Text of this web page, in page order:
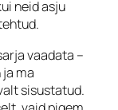
neid asju
vaadata –
ma
sisustatud.